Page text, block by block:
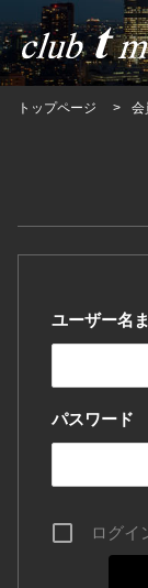
トップページ 会
ユーザー名
パスワード
ログイ